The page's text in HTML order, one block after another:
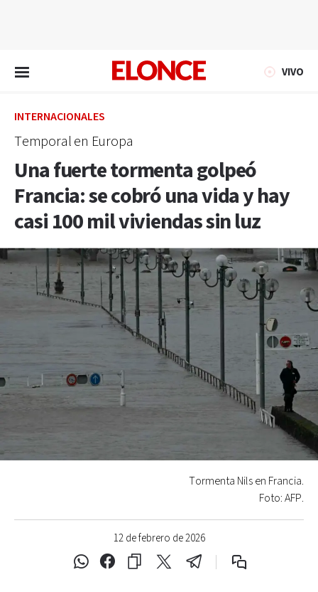
VIVO
INTERNACIONALES
Temporal en Europa
Una fuerte tormenta golpeó
Francia: se cobró una vida y hay
casi 100 mil viviendas sin luz
12 de febrero de 2026
Tormenta Nils en Francia.
Foto: AFP.